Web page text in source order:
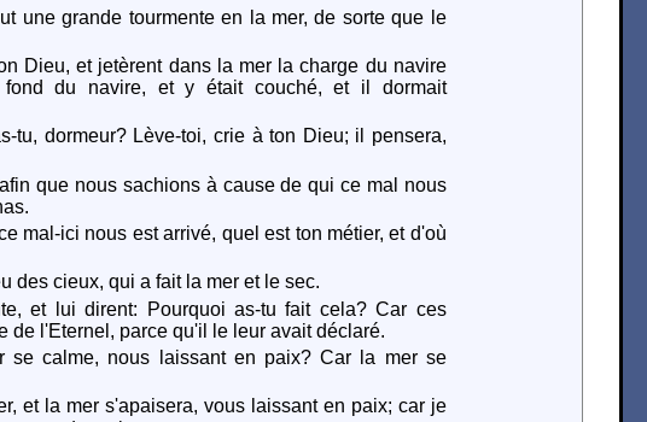
une grande tourmente en la mer, de sorte que le
Dieu, et jetèrent dans la mer la charge du navire
du navire, et y était couché, et il dormait
tu, dormeur? Lève-toi, crie à ton Dieu; il pensera,
que nous sachions à cause de qui ce mal nous
mal-ici nous est arrivé, quel est ton métier, et d'où
des cieux, qui a fait la mer et le sec.
et lui dirent: Pourquoi as-tu fait cela? Car ces
de l'Eternel, parce qu'il le leur avait déclaré.
calme, nous laissant en paix? Car la mer se
et la mer s'apaisera, vous laissant en paix; car je